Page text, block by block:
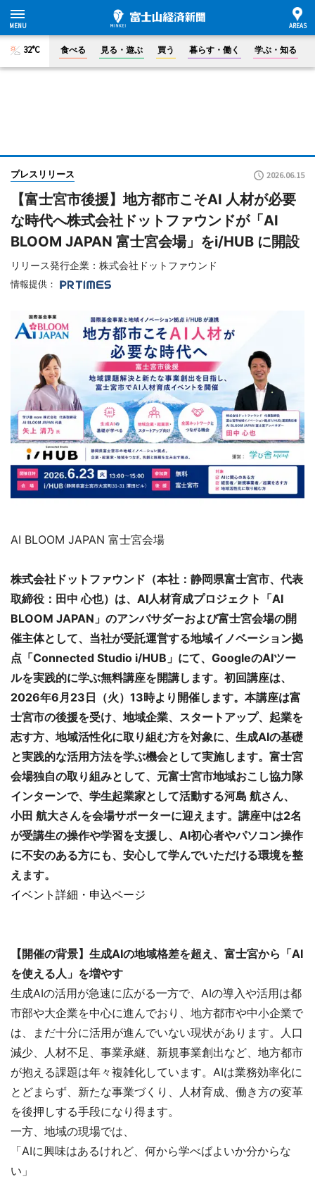
32°C 食べる 見る・遊ぶ 買う 暮らす・働く 学ぶ・知る
プレスリリース 2026.06.15
【富士宮市後援】地方都市こそAI 人材が必要
な時代へ株式会社ドットファウンドが「AI
BLOOM JAPAN 富士宮会場」をi/HUB に開設
リリース発行企業：株式会社ドットファウンド
情報提供：
AI BLOOM JAPAN 富士宮会場
株式会社ドットファウンド（本社：静岡県富士宮市、代表
取締役：田中 心也）は、AI人材育成プロジェクト「AI
BLOOM JAPAN」のアンバサダーおよび富士宮会場の開
催主体として、当社が受託運営する地域イノベーション拠
点「Connected Studio i/HUB」にて、GoogleのAIツー
ルを実践的に学ぶ無料講座を開講します。初回講座は、
2026年6月23日（火）13時より開催します。本講座は富
士宮市の後援を受け、地域企業、スタートアップ、起業を
志す方、地域活性化に取り組む方を対象に、生成AIの基礎
と実践的な活用方法を学ぶ機会として実施します。富士宮
会場独自の取り組みとして、元富士宮市地域おこし協力隊
インターンで、学生起業家として活動する河島 航さん、
小田 航大さんを会場サポーターに迎えます。講座中は2名
が受講生の操作や学習を支援し、AI初心者やパソコン操作
に不安のある方にも、安心して学んでいただける環境を整
えます。
イベント詳細・申込ページ
【開催の背景】生成AIの地域格差を超え、富士宮から「AI
を使える人」を増やす
生成AIの活用が急速に広がる一方で、AIの導入や活用は都
市部や大企業を中心に進んでおり、地方都市や中小企業で
は、まだ十分に活用が進んでいない現状があります。人口
減少、人材不足、事業承継、新規事業創出など、地方都市
が抱える課題は年々複雑化しています。AIは業務効率化に
とどまらず、新たな事業づくり、人材育成、働き方の変革
を後押しする手段になり得ます。
一方、地域の現場では、
「AIに興味はあるけれど、何から学べばよいか分からな
い」